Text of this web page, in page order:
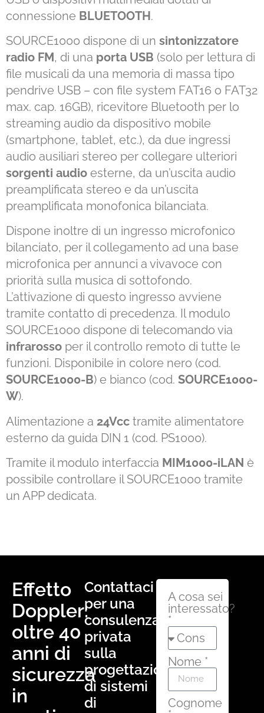
connessione BLUETOOTH.
SOURCE1000 dispone di un sintonizzatore
radio FM, di una porta USB (solo per lettura di
file musicali da una memoria di massa tipo
pendrive USB – con file system FAT16 o FAT32
max. cap. 16GB), ricevitore Bluetooth per lo
streaming audio da dispositivo mobile
(smartphone, tablet, etc.), da due ingressi
audio ausiliari stereo per collegare ulteriori
sorgenti audio esterne, da un’uscita audio
preamplificata stereo e da un’uscita
preamplificata monofonica bilanciata.
Dispone inoltre di un ingresso microfonico
bilanciato, per il collegamento ad una base
microfonica per annunci a vivavoce con
priorità sulla musica di sottofondo.
L’attivazione di questo ingresso avviene
tramite contatto di precedenza. Il modulo
SOURCE1000 dispone di telecomando via
infrarosso per il controllo remoto di tutte le
funzioni. Disponibile in colore nero (cod.
SOURCE1000-B) e bianco (cod. SOURCE1000-
W).
Alimentazione a 24Vcc tramite alimentatore
esterno da guida DIN 1 (cod. PS1000).
Tramite il modulo interfaccia MIM1000-iLAN è
possibile controllare il SOURCE1000 tramite
un APP dedicata.
Effetto
Doppler:
oltre 40
anni di
sicurezza
in
Contattaci
per una
consulenza
privata
sulla
progettazione
di sistemi
di
A cosa sei
interessato?
*
Nome *
Cognome